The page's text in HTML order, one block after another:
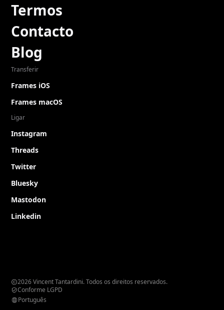
Termos
Contacto
Blog
Transferir
Frames iOS
Frames macOS
Ligar
Instagram
Threads
Twitter
Bluesky
Mastodon
Linkedin
2026 Vincent Tantardini. Todos os direitos reservados.
Conforme LGPD
Português